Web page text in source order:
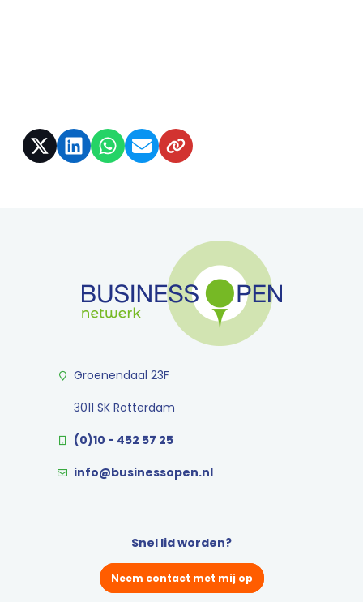
Groenendaal 23F
3011 SK Rotterdam
(0)10 - 452 57 25
info@businessopen.nl
Snel lid worden?
Neem contact met mij op